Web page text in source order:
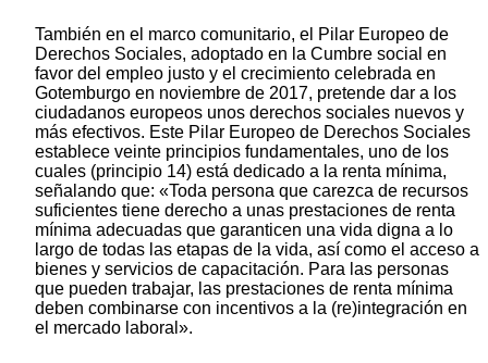
También en el marco comunitario, el Pilar Europeo de
Derechos Sociales, adoptado en la Cumbre social en
favor del empleo justo y el crecimiento celebrada en
Gotemburgo en noviembre de 2017, pretende dar a los
ciudadanos europeos unos derechos sociales nuevos y
más efectivos. Este Pilar Europeo de Derechos Sociales
establece veinte principios fundamentales, uno de los
cuales (principio 14) está dedicado a la renta mínima,
señalando que: «Toda persona que carezca de recursos
suficientes tiene derecho a unas prestaciones de renta
mínima adecuadas que garanticen una vida digna a lo
largo de todas las etapas de la vida, así como el acceso a
bienes y servicios de capacitación. Para las personas
que pueden trabajar, las prestaciones de renta mínima
deben combinarse con incentivos a la (re)integración en
el mercado laboral».